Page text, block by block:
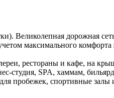
Великолепная дорожная
максимального
рестораны и кафе, на
студия, SPA, хаммам,
пробежек, спортивные